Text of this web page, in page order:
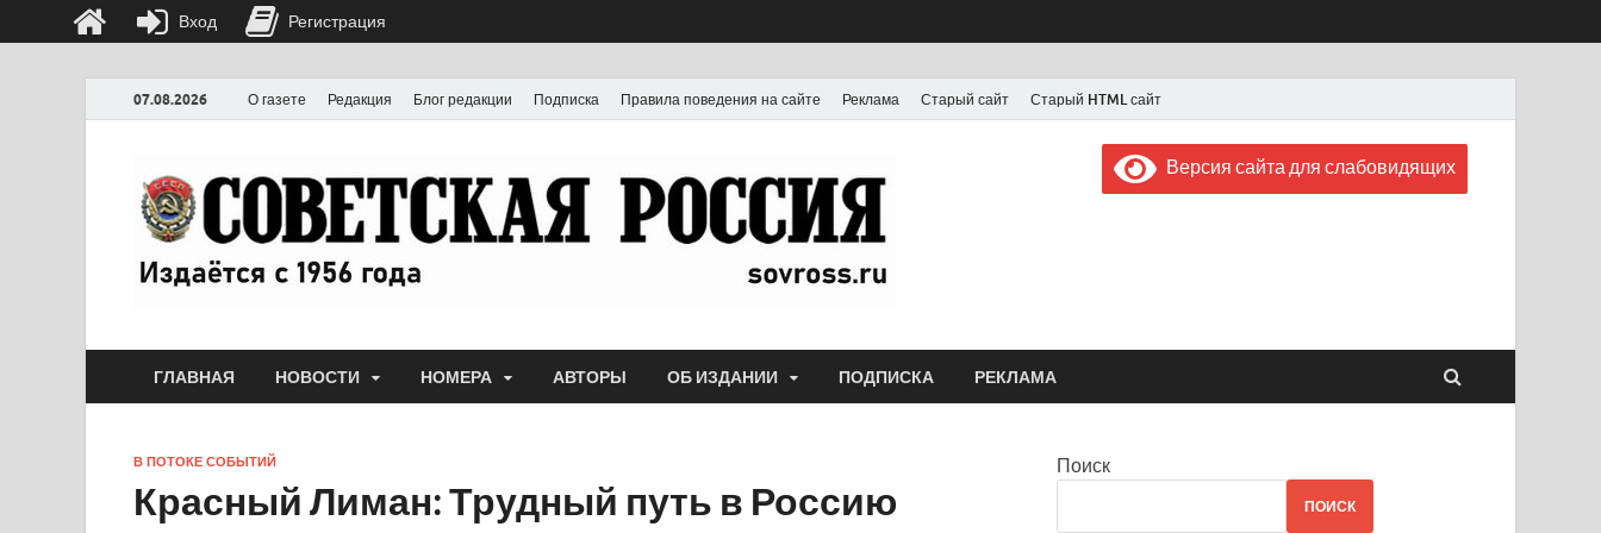
07.08.2026 О газете Редакция Блог редакции Подписка Правила поведения на сайте Реклама Старый сайт Старый HTML сайт
Газета "Советская Россия"
Выпускается с июля 1956 года
Версия сайта для слабовидящих
ГЛАВНАЯ НОВОСТИ НОМЕРА АВТОРЫ ОБ ИЗДАНИИ ПОДПИСКА РЕКЛАМА
В ПОТОКЕ СОБЫТИЙ
Красный Лиман: Трудный путь в Россию
Поиск
ПОИСК
Вход Регистрация